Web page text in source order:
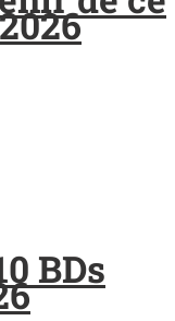
BDs